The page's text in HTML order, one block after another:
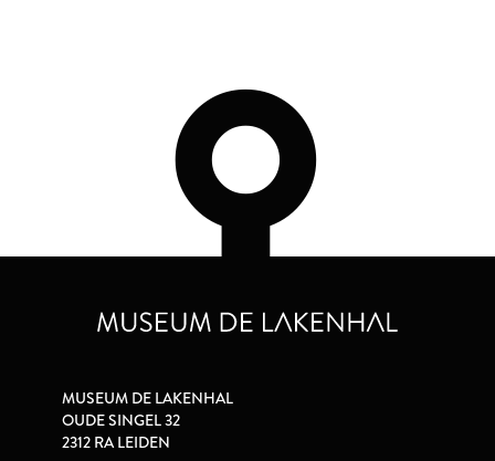
MUSEUM DE LAKENHAL
OUDE SINGEL 32
2312 RA LEIDEN